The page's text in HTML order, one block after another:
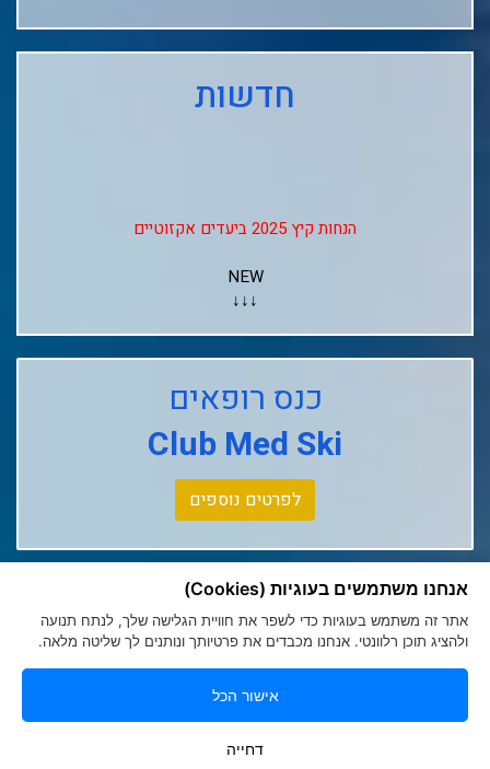
חדשות
הנחות קיץ 2025 ביעדים אקזוטיים
NEW
↓↓↓
Club Med Les Arcs Panorama
Club Med L'alpe D'huez
Club Med La Rosiere
Club Med Tignes
כנס רופאים
Club Med Ski
לפרטים נוספים
אנחנו משתמשים בעוגיות (Cookies)
אתר זה משתמש בעוגיות כדי לשפר את חוויית הגלישה שלך, לנתח תנועה
ולהציג תוכן רלוונטי. אנחנו מכבדים את פרטיותך ונותנים לך שליטה מלאה.
אישור הכל
דחייה